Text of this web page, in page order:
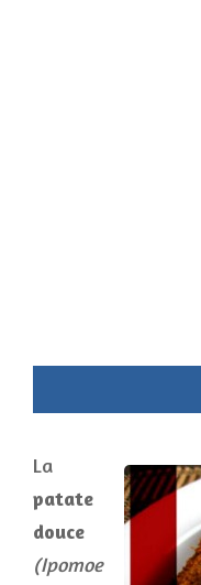
La
patate
douce
(Ipomoe